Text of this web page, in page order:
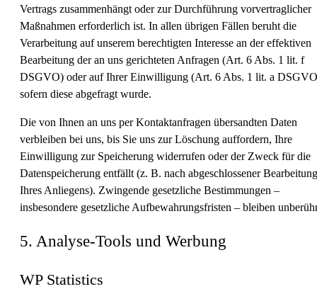
Vertrags zusammenhängt oder zur Durchführung vorvertraglicher
Maßnahmen erforderlich ist. In allen übrigen Fällen beruht die
Verarbeitung auf unserem berechtigten Interesse an der effektiven
Bearbeitung der an uns gerichteten Anfragen (Art. 6 Abs. 1 lit. f
DSGVO) oder auf Ihrer Einwilligung (Art. 6 Abs. 1 lit. a
sofern diese abgefragt wurde.
Die von Ihnen an uns per Kontaktanfragen übersandten Daten
verbleiben bei uns, bis Sie uns zur Löschung auffordern, Ihre
Einwilligung zur Speicherung widerrufen oder der Zweck für die
Datenspeicherung entfällt (z. B. nach abgeschlossener Bearbeitung
Ihres Anliegens). Zwingende gesetzliche Bestimmungen –
insbesondere gesetzliche Aufbewahrungsfristen – bleiben
5. Analyse-Tools und Werbung
WP Statistics